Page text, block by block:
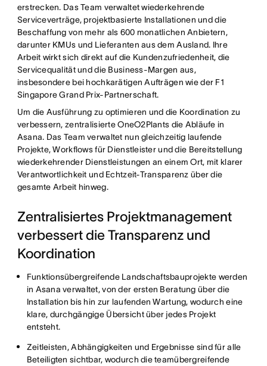
erstrecken. Das Team verwaltet wiederkehrende
Serviceverträge, projektbasierte Installationen und die
Beschaffung von mehr als 600 monatlichen Anbietern,
darunter KMUs und Lieferanten aus dem Ausland. Ihre
Arbeit wirkt sich direkt auf die Kundenzufriedenheit, die
Servicequalität und die Business-Margen aus,
insbesondere bei hochkarätigen Aufträgen wie der F1
Singapore Grand Prix-Partnerschaft.
Um die Ausführung zu optimieren und die Koordination zu
verbessern, zentralisierte OneO2Plants die Abläufe in
Asana. Das Team verwaltet nun gleichzeitig laufende
Projekte, Workflows für Dienstleister und die Bereitstellung
wiederkehrender Dienstleistungen an einem Ort, mit klarer
Verantwortlichkeit und Echtzeit-Transparenz über die
gesamte Arbeit hinweg.
Zentralisiertes Projektmanagement
verbessert die Transparenz und
Koordination
Funktionsübergreifende Landschaftsbauprojekte werden
in Asana verwaltet, von der ersten Beratung über die
Installation bis hin zur laufenden Wartung, wodurch eine
klare, durchgängige Übersicht über jedes Projekt
entsteht.
Zeitleisten, Abhängigkeiten und Ergebnisse sind für alle
Beteiligten sichtbar, wodurch die teamübergreifende